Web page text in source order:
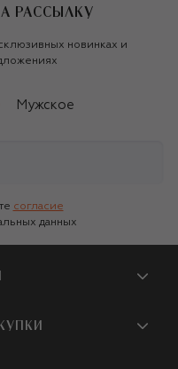
РАССЫЛКУ
новинках и
Мужское
согласие
данных